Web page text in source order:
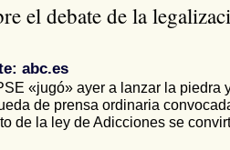
el debate de la
abc.es
«jugó» ayer a lanzar la piedra
de prensa ordinaria
de la ley de Adicciones se